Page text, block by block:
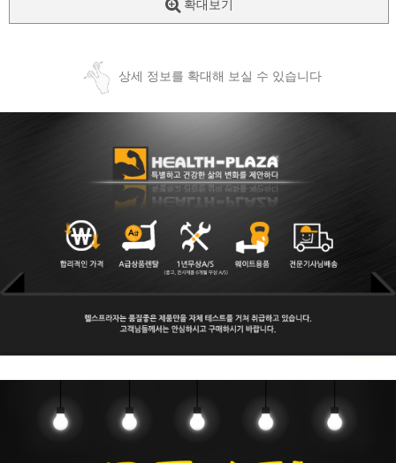
확대보기
상세 정보를 확대해 보실 수 있습니다